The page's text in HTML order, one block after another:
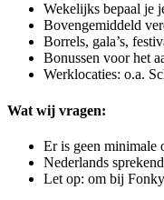
Wekelijks bepaal je
Bovengemiddeld
Borrels, gala’s,
Bonussen voor het
Werklocaties: o.a.
Wat wij vragen:
Er is geen minimale
Nederlands sprekend
Let op: om bij